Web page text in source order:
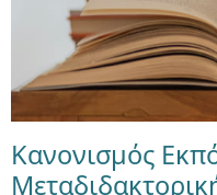
Κανονισμός